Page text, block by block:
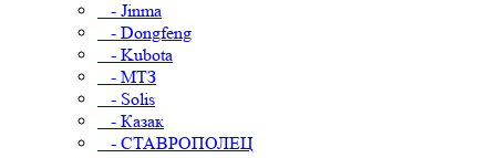
- Jinma
- Dongfeng
- Kubota
- МТЗ
- Solis
- Казак
- СТАВРОПОЛЕЦ